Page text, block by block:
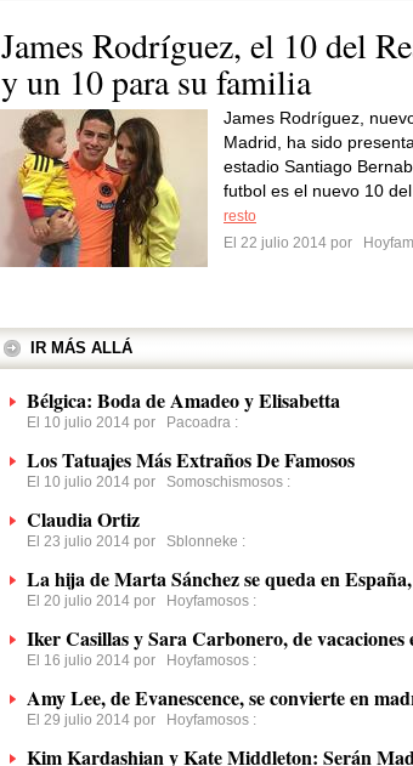
James Rodríguez, el 10 del
y un 10 para su familia
James Rodríguez,
Madrid, ha sido
estadio Santiago
futbol es el nuevo 10 del
resto
El 22 julio 2014 por
IR MÁS ALLÁ
Bélgica: Boda de Amadeo y Elisabetta
El 10 julio 2014 por Pacoadra :
Los Tatuajes Más Extraños De Famosos
El 10 julio 2014 por Somoschismosos :
Claudia Ortiz
El 23 julio 2014 por Sblonneke :
La hija de Marta Sánchez se queda en
El 20 julio 2014 por Hoyfamosos :
Iker Casillas y Sara Carbonero, de
El 16 julio 2014 por Hoyfamosos :
Amy Lee, de Evanescence, se convierte en
El 29 julio 2014 por Hoyfamosos :
Kim Kardashian y Kate Middleton: Serán